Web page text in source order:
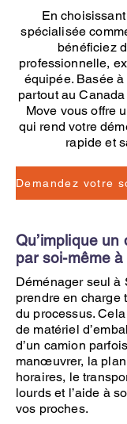
En
spécialisée
bénéficiez
professionnelle,
équipée. Basée
partout au
Move vous offre
qui rend votre
rapide et
Qu’implique
par soi-même
Déménager seul à
prendre en charge
du processus.
de matériel
d’un camion
manœuvrer, la
horaires, le
lourds et l’aide à
vos proches.